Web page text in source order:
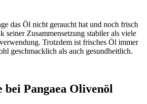
das Öl nicht geraucht hat und noch frisch
seiner Zusammensetzung stabiler als viele
Trotzdem ist frisches Öl immer
geschmacklich als auch gesundheitlich.
bei Pangaea Olivenöl